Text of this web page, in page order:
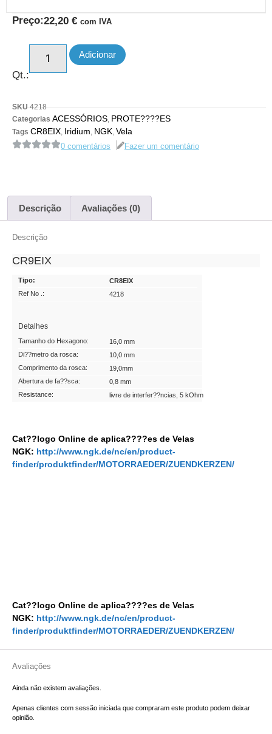
Preço:22,20 € com IVA
Qt.:
Adicionar
SKU 4218
Categorias ACESSÓRIOS, PROTE????ES
Tags CR8EIX, Iridium, NGK, Vela
0 comentários Fazer um comentário
Descrição Avaliações (0)
Descrição
CR9EIX
Tipo:
CR8EIX
Ref No .:
4218
Detalhes
Tamanho do Hexagono:
16,0 mm
Di??metro da rosca:
10,0 mm
Comprimento da rosca:
19,0mm
Abertura de fa??sca:
0,8 mm
Resistance:
livre de interfer??ncias, 5 kOhm
Cat??logo Online de aplica????es de Velas
NGK: http://www.ngk.de/nc/en/product-
finder/produktfinder/MOTORRAEDER/ZUENDKERZEN/
Cat??logo Online de aplica????es de Velas
NGK: http://www.ngk.de/nc/en/product-
finder/produktfinder/MOTORRAEDER/ZUENDKERZEN/
Avaliações
Ainda não existem avaliações.
Apenas clientes com sessão iniciada que compraram este produto podem deixar
opinião.